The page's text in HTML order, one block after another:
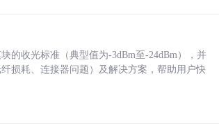
的收光标准（典型值为-3dBm至-24dBm），并
损耗、连接器问题）及解决方案，帮助用户快